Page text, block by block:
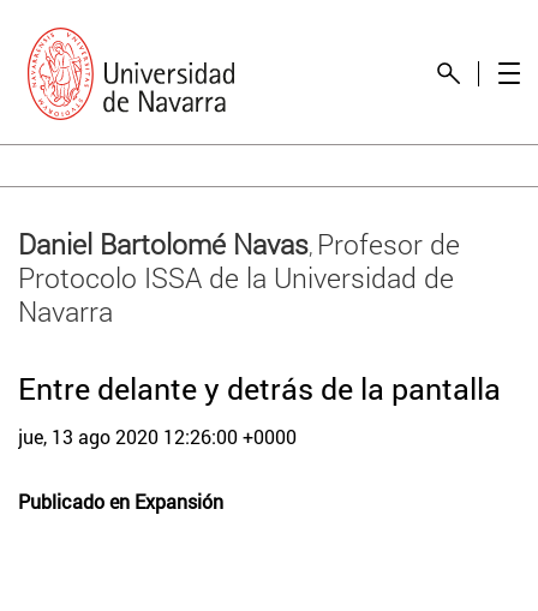
Daniel Bartolomé Navas, Profesor de
Protocolo ISSA de la Universidad de
Navarra
Entre delante y detrás de la pantalla
jue, 13 ago 2020 12:26:00 +0000
Publicado en Expansión